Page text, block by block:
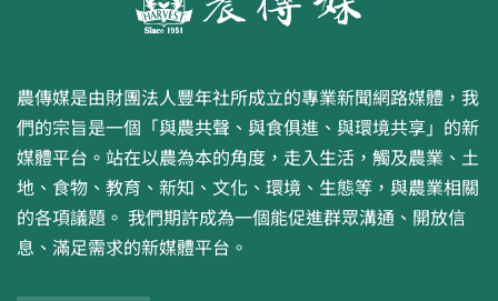
農傳媒是由財團法人豐年社所成立的專業新聞網路媒體，我
們的宗旨是一個「與農共聲、與食俱進、與環境共享」的新
媒體平台。站在以農為本的角度，走入生活，觸及農業、土
地、食物、教育、新知、文化、環境、生態等，與農業相關
的各項議題。 我們期許成為一個能促進群眾溝通、開放信
息、滿足需求的新媒體平台。